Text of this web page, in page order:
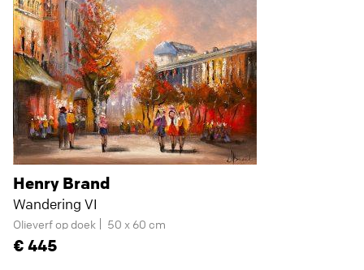
Henry Brand
Wandering VI
Olieverf op doek 50 x 60 cm
445